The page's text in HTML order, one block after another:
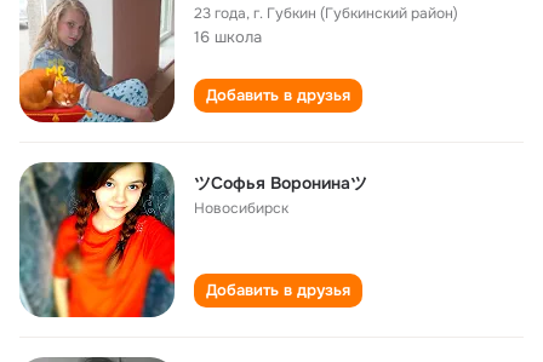
23 года,г. Губкин (Губкинский район)
16 школа
Добавить в друзья
ツСофья Воронинаツ
Новосибирск
Добавить в друзья